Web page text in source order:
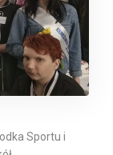
Sportu i